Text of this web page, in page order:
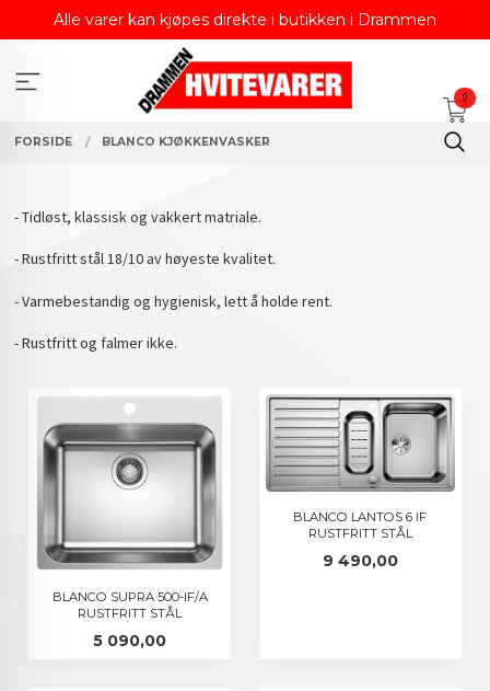
Alle varer kan kjøpes direkte i butikken i Drammen
0
FORSIDE BLANCO KJØKKENVASKER
- Tidløst, klassisk og vakkert matriale.
- Rustfritt stål 18/10 av høyeste kvalitet.
- Varmebestandig og hygienisk, lett å holde rent.
- Rustfritt og falmer ikke.
BLANCO SUPRA 500-IF/A
RUSTFRITT STÅL
Pris
5 090,00
BLANCO LANTOS 6 IF
RUSTFRITT STÅL
Pris
9 490,00